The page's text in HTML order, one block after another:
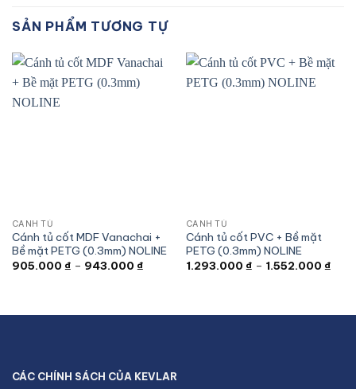
SẢN PHẨM TƯƠNG TỰ
CÁNH TỦ
Cánh tủ cốt MDF Vanachai +
Bề mặt PETG (0.3mm) NOLINE
905.000 ₫ – 943.000 ₫Khoảng
943.000 ₫
CÁNH TỦ
Cánh tủ cốt PVC + Bề mặt
PETG (0.3mm) NOLINE
1.293.000 ₫ – 1.552.000 ₫
CÁC CHÍNH SÁCH CỦA KEVLAR